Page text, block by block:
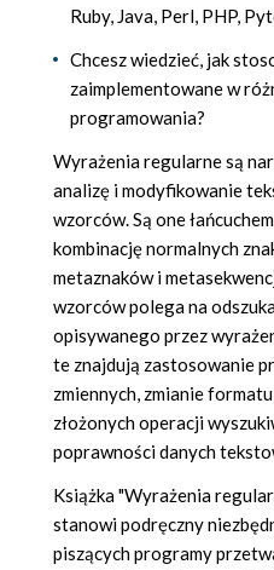
Ruby, Java, Perl, PHP,
Chcesz wiedzieć, jak
zaimplementowane w
programowania?
Wyrażenia regularne są
analizę i modyfikowanie
wzorców. Są one
kombinację normalnych
metaznaków i
wzorców polega na
opisywanego przez
te znajdują zastosowanie
zmiennych, zmianie
złożonych operacji
poprawności danych
Książka "Wyrażenia
stanowi podręczny
piszących programy